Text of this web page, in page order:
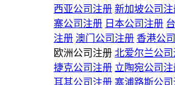
西亚公司注册 新加坡公司注
寨公司注册 日本公司注册
注册 澳门公司注册 香港公
欧洲公司注册 北爱尔兰公
捷克公司注册 立陶宛公司注
耳其公司注册 塞浦路斯公